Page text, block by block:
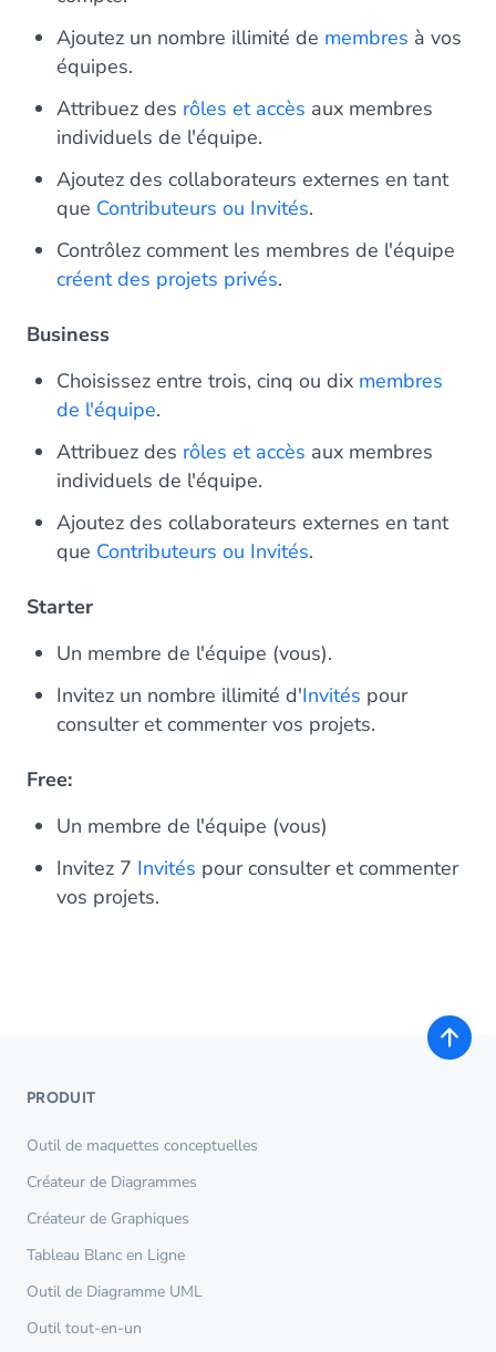
Ajoutez un nombre illimité de membres à vos
équipes.
Attribuez des rôles et accès aux membres
individuels de l'équipe.
Ajoutez des collaborateurs externes en tant
que Contributeurs ou Invités.
Contrôlez comment les membres de l'équipe
créent des projets privés.
Business
Choisissez entre trois, cinq ou dix membres
de l'équipe.
Attribuez des rôles et accès aux membres
individuels de l'équipe.
Ajoutez des collaborateurs externes en tant
que Contributeurs ou Invités.
Starter
Un membre de l'équipe (vous).
Invitez un nombre illimité d'Invités pour
consulter et commenter vos projets.
Free:
Un membre de l'équipe (vous)
Invitez 7 Invités pour consulter et commenter
vos projets.
PRODUIT
Outil de maquettes conceptuelles
Créateur de Diagrammes
Créateur de Graphiques
Tableau Blanc en Ligne
Outil de Diagramme UML
Outil tout-en-un